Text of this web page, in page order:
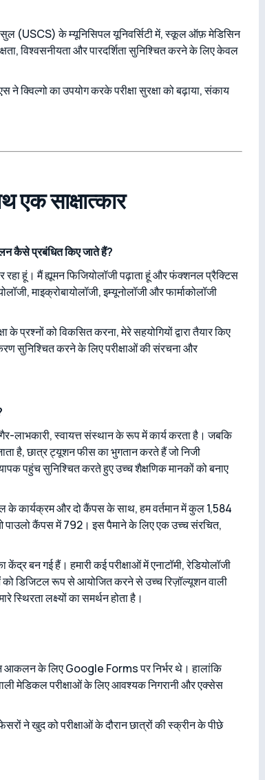
सुल (USCS) के म्यूनिसिपल यूनिवर्सिटी में, स्कूल ऑफ़ मेडिसिन
विश्वसनीयता और पारदर्शिता सुनिश्चित करने के लिए केवल
क्विल्गो का उपयोग करके परीक्षा सुरक्षा को बढ़ाया, संकाय
एक साक्षात्कार
कैसे प्रबंधित किए जाते हैं?
हूं। मैं ह्यूमन फिजियोलॉजी पढ़ाता हूं और फंक्शनल प्रैक्टिस
माइक्रोबायोलॉजी, इम्यूनोलॉजी और फार्माकोलॉजी
प्रश्नों को विकसित करना, मेरे सहयोगियों द्वारा तैयार किए
सुनिश्चित करने के लिए परीक्षाओं की संरचना और
लाभकारी, स्वायत्त संस्थान के रूप में कार्य करता है। जबकि
है, छात्र ट्यूशन फीस का भुगतान करते हैं जो निजी
पहुंच सुनिश्चित करते हुए उच्च शैक्षणिक मानकों को बनाए
के कार्यक्रम और दो कैंपस के साथ, हम वर्तमान में कुल 1,584
कैंपस में 792। इस पैमाने के लिए एक उच्च संरचित,
बन गई हैं। हमारी कई परीक्षाओं में एनाटॉमी, रेडियोलॉजी
को डिजिटल रूप से आयोजित करने से उच्च रिज़ॉल्यूशन वाली
लक्ष्यों का समर्थन होता है।
के लिए Google Forms पर निर्भर थे। हालांकि
मेडिकल परीक्षाओं के लिए आवश्यक निगरानी और एक्सेस
ने खुद को परीक्षाओं के दौरान छात्रों की स्क्रीन के पीछे